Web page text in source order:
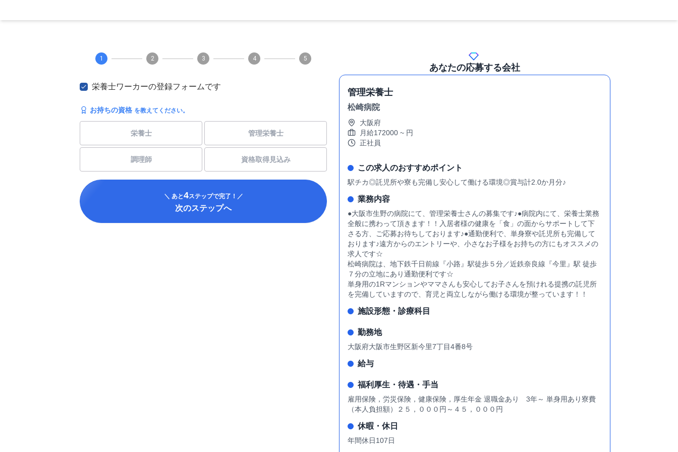
1 2 3 4 5
栄養士ワーカーの登録フォームです
お持ちの資格 を教えてください。
栄養士 管理栄養士
調理師 資格取得見込み
＼ あと4ステップで完了！／
次のステップへ
あなたの応募する会社
管理栄養士
松崎病院
大阪府
月給172000 ~ 円
正社員
この求人のおすすめポイント
駅チカ◎託児所や寮も完備し安心して働ける環境◎賞与計2.0か月分♪
業務内容
●大阪市生野の病院にて、管理栄養士さんの募集です♪●病院内にて、栄養士業務
全般に携わって頂きます！！入居者様の健康を「食」の面からサポートして下
さる方、ご応募お待ちしております♪●通勤便利で、単身寮や託児所も完備して
おります♪遠方からのエントリーや、小さなお子様をお持ちの方にもオススメの
求人です☆
松崎病院は、地下鉄千日前線『小路』駅徒歩５分／近鉄奈良線『今里』駅 徒歩
７分の立地にあり通勤便利です☆
単身用の1Rマンションやママさんも安心してお子さんを預けれる提携の託児所
を完備していますので、育児と両立しながら働ける環境が整っています！！
施設形態・診療科目
勤務地
大阪府大阪市生野区新今里7丁目4番8号
給与
福利厚生・待遇・手当
雇用保険，労災保険，健康保険，厚生年金 退職金あり 3年～ 単身用あり寮費
（本人負担額）２５，０００円～４５，０００円
休暇・休日
年間休日107日